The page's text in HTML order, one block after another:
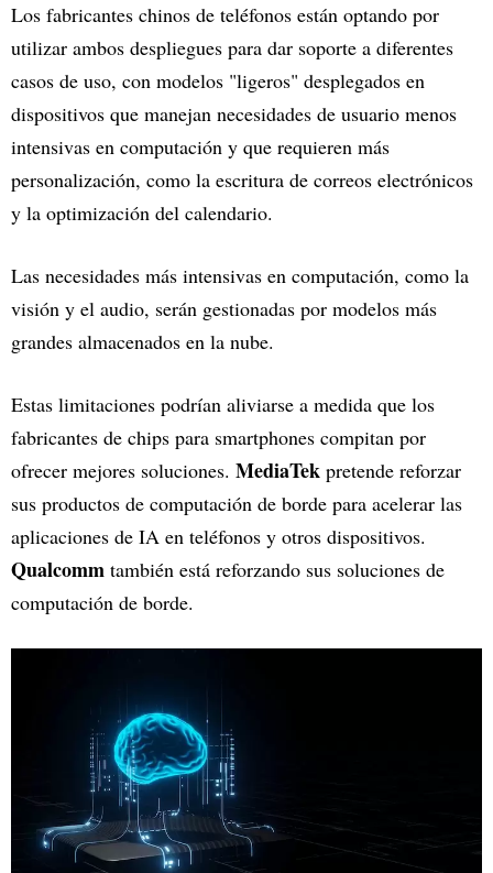
Los fabricantes chinos de teléfonos están optando por
utilizar ambos despliegues para dar soporte a diferentes
casos de uso, con modelos "ligeros" desplegados en
dispositivos que manejan necesidades de usuario menos
intensivas en computación y que requieren más
personalización, como la escritura de correos electrónicos
y la optimización del calendario.
Las necesidades más intensivas en computación, como la
visión y el audio, serán gestionadas por modelos más
grandes almacenados en la nube.
Estas limitaciones podrían aliviarse a medida que los
fabricantes de chips para smartphones compitan por
ofrecer mejores soluciones. MediaTek pretende reforzar
sus productos de computación de borde para acelerar las
aplicaciones de IA en teléfonos y otros dispositivos.
Qualcomm también está reforzando sus soluciones de
computación de borde.